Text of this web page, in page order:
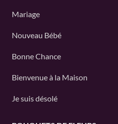
Mariage
Nouveau Bébé
Bonne Chance
Bienvenue à la Maison
Je suis désolé